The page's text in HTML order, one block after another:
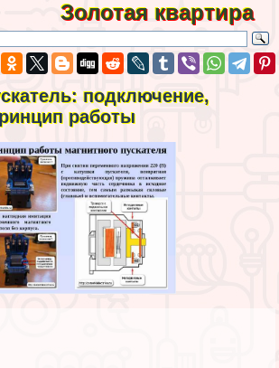
Золотая квартира
подключение,
работы